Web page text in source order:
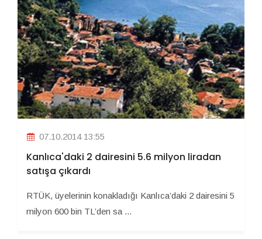
07.10.2014 13:55
Kanlıca'daki 2 dairesini 5.6 milyon liradan
satışa çıkardı
RTÜK, üyelerinin konakladığı Kanlıca’daki 2 dairesini 5
milyon 600 bin TL’den sa ...